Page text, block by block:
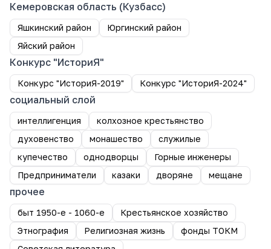
Кемеровская область (Кузбасс)
Яшкинский район
Юргинский район
Яйский район
Конкурс "ИсториЯ"
Конкурс "ИсториЯ-2019" Конкурс "ИсториЯ-2024"
социальный слой
интеллигенция
колхозное крестьянство
духовенство
монашество
служилые
купечество
однодворцы
Горные инженеры
Предприниматели
казаки дворяне мещане
прочее
быт 1950-е - 1060-е
Крестьянское хозяйство
Этнография
Религиозная жизнь
фонды ТОКМ